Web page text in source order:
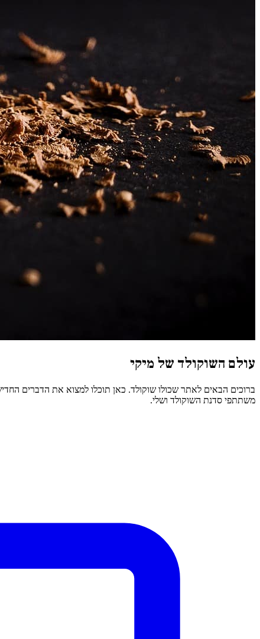
עולם השוקולד של מיקי
ברוכים הבאים לאתר שכולו שוקולד. כאן תוכלו למצוא את הדברים
משתתפי סדנת השוקולד ושלי.